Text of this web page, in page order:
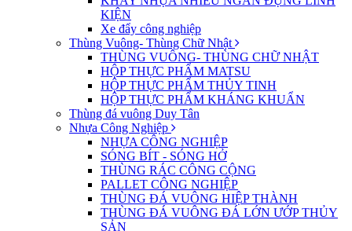
KIỆN
Xe đẩy công nghiệp
Thùng Vuông- Thùng Chữ Nhật
THÙNG VUÔNG- THÙNG CHỮ NHẬT
HỘP THỰC PHẨM MATSU
HỘP THỰC PHẨM THỦY TINH
HỘP THỰC PHẨM KHÁNG KHUẨN
Thùng đá vuông Duy Tân
Nhựa Công Nghiệp
NHỰA CÔNG NGHIỆP
SÓNG BÍT - SÓNG HỞ
THÙNG RÁC CÔNG CỘNG
PALLET CÔNG NGHIỆP
THÙNG ĐÁ VUÔNG HIỆP THÀNH
THÙNG ĐÁ VUÔNG ĐÁ LỚN ƯỚP THỦY
SẢN